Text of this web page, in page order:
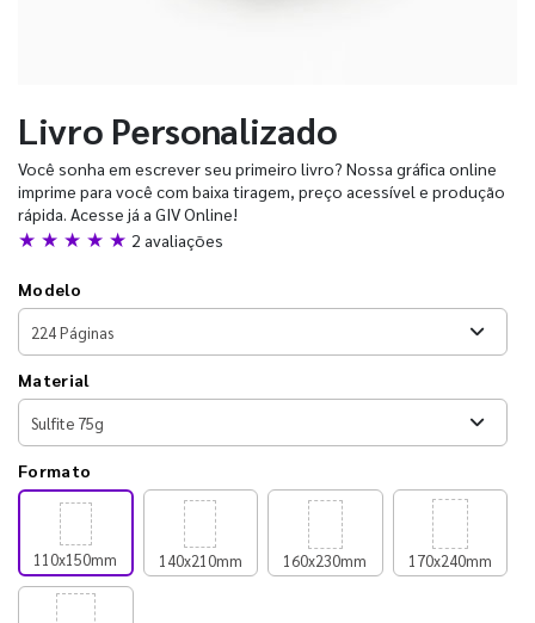
Livro Personalizado
Você sonha em escrever seu primeiro livro? Nossa gráfica online
imprime para você com baixa tiragem, preço acessível e produção
rápida. Acesse já a GIV Online!
★ ★ ★ ★ ★ 2 avaliações
Modelo
Material
Formato
110x150mm 140x210mm 160x230mm 170x240mm